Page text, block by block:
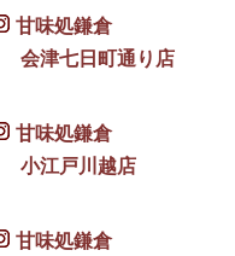
甘味処鎌倉
会津七日町通り店
甘味処鎌倉
小江戸川越店
甘味処鎌倉